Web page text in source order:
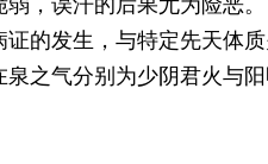
证的发生，与特定先天体
之气分别为少阴君火与